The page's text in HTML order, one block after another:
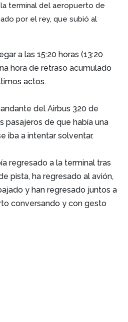
terminal del aeropuerto de
por el rey, que subió al
a las 15:20 horas (13:20
hora de retraso acumulado
actos.
del Airbus 320 de
pasajeros de que había una
iba a intentar solventar.
regresado a la terminal tras
pista, ha regresado al avión,
y han regresado juntos a
conversando y con gesto